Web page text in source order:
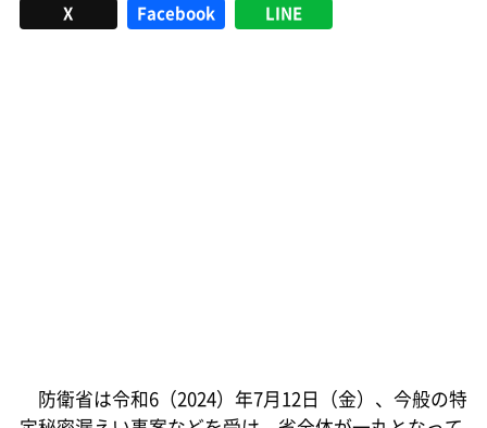
X Facebook LINE
防衛省は令和6（2024）年7月12日（金）、今般の特